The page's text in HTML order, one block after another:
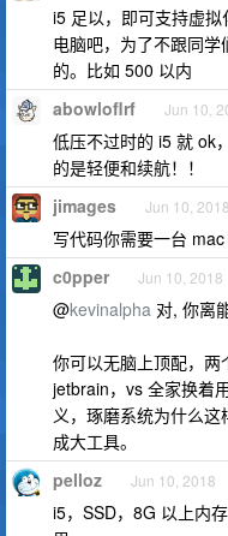
i5 足以，即可支持虚
电脑吧，为了不跟同
的。比如 500 以内
abowloflrf Jun 10,
低压不过时的 i5 就 ok
的是轻便和续航！！
jimages Jun 10, 2018
写代码你需要一台
c0pper Jun 10, 2018
@kevinalpha 对, 你离
你可以无脑上顶配，
jetbrain，vs 全家换着
义，琢磨系统为什么
成大工具。
pelloz Jun 10, 2018
i5，SSD，8G 以上内